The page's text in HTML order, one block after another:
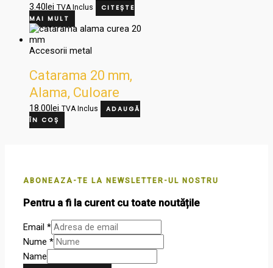
NIKEL, Cod 27402
3.40lei TVA Inclus
CITEȘTE
MAI MULT
Accesorii metal
Catarama 20 mm,
Alama, Culoare
OTTONE, 27610
18.00lei TVA Inclus
ADAUGĂ
ÎN COȘ
ABONEAZA-TE LA NEWSLETTER-UL NOSTRU
Pentru a fi la curent cu toate noutățile
Nume *
Email *
Name